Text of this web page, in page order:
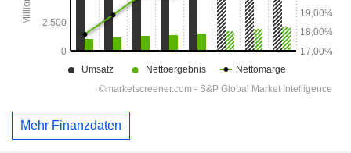
Mehr Finanzdaten